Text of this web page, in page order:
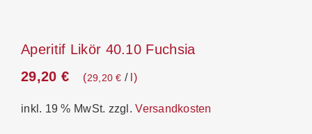
Aperitif Likör 40.10 Fuchsia
29,20 € 29,20€ / l
inkl. 19 % MwSt. zzgl.Versandkosten